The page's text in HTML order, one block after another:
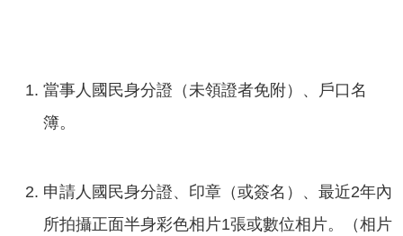
關 當事人國民身分證（未領證者免附）、戶口名
簿。
申請人國民身分證、印章（或簽名）、最近2年內
所拍攝正面半身彩色相片1張或數位相片。（相片